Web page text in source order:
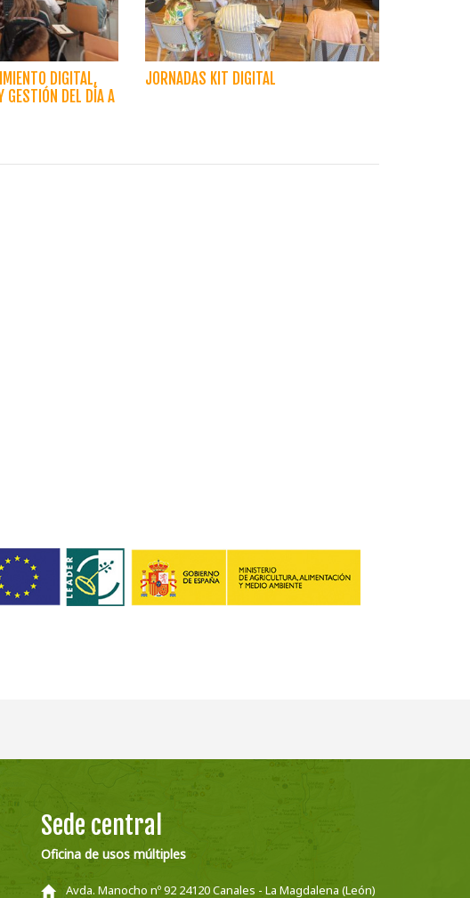
DIGITAL,
GESTIÓN DEL DÍA A
JORNADAS KIT DIGITAL
Sede central
Oficina de usos múltiples
Avda. Manocho nº 92 24120 Canales - La Magdalena (León)